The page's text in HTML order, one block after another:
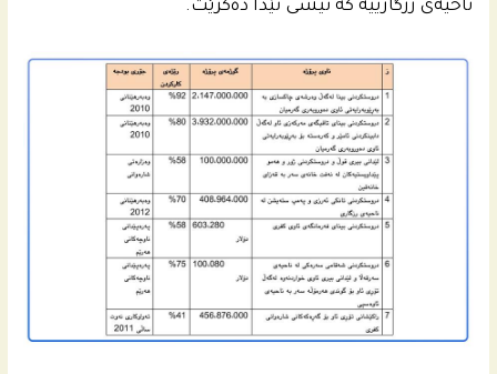
ناحیه‌ى رزگارییه‌ كه‌ ئیشى تێدا ده‌كرێت.